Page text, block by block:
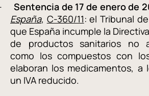
Sentencia de 17 de enero de
España, C-360/11: el Tribunal
que España incumple la
de productos sanitarios no
como los compuestos con
elaboran los medicamentos, a
un IVA reducido.